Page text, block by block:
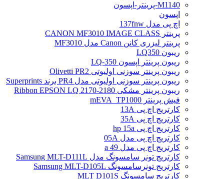
M1140-پرینتر-اپسون
اپسون
اچ پی مدل 137fnw
پرینتر CANON MF3010 IMAGE CLASS
پرینتر لیزری کانن Canon مدل MF3010
ریبون LQ350
ریبون پرینتر اپسون LQ-350
ریبون پرینتر سوزنی اولیوتی Olivetti PR2
ریبون پرینتر سوزنی اولیوتی مدل PR4 برند Superprints
ریبون پرینتر مشکی Ribbon EPSON LQ 2170-2180
فیش پرینتر mEVA_TP1000
کارتریج اچ پی 13A
کارتریج اچ پی 35A
کارتریج اچ پی hp 15a
کارتریج اچ پی مدل 05A
کارتریج اچ پی مدل 49 a
کارتریج تونر سامسونگ مدل Samsung MLT-D111L
کارتریج تونرسامسونگ Samsung MLT-D105L
کارتریج سامسونگ MLT D101S